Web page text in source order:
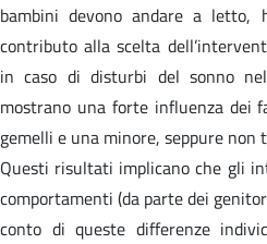
bambini devono andare a letto,
contributo alla scelta
in caso di disturbi del sonno
mostrano una forte influenza dei
gemelli e una minore, seppure
Questi risultati implicano che gli
comportamenti (da parte dei
conto di queste differenze